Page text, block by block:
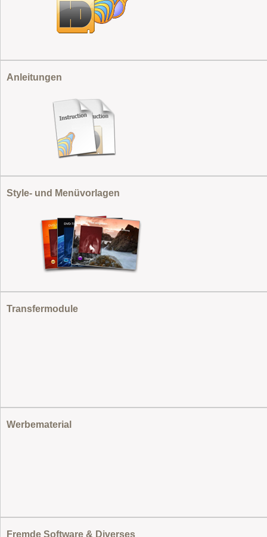
Anleitungen
Style- und Menüvorlagen
Transfermodule
Werbematerial
Fremde Software & Diverses